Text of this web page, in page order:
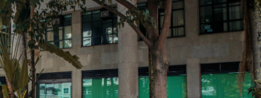
Anvisa proíbe
sem registro que
prometiam
emagrecimento
TRT multa
advogada usar
inventar